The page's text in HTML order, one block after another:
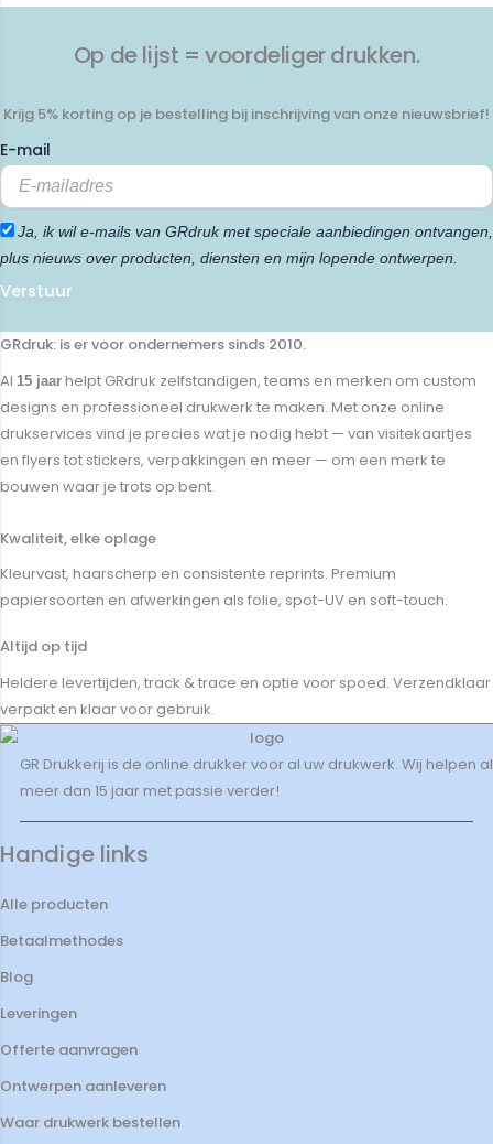
Op de lijst = voordeliger drukken.
Krijg 5% korting op je bestelling bij inschrijving van onze nieuwsbrief!
E-mail
Ja, ik wil e-mails van GRdruk met speciale aanbiedingen ontvangen,
plus nieuws over producten, diensten en mijn lopende ontwerpen.
Verstuur
GRdruk: is er voor ondernemers sinds 2010.
Al 15 jaar helpt GRdruk zelfstandigen, teams en merken om custom
designs en professioneel drukwerk te maken. Met onze online
drukservices vind je precies wat je nodig hebt — van visitekaartjes
en flyers tot stickers, verpakkingen en meer — om een merk te
bouwen waar je trots op bent.
Kwaliteit, elke oplage
Kleurvast, haarscherp en consistente reprints. Premium
papiersoorten en afwerkingen als folie, spot-UV en soft-touch.
Altijd op tijd
Heldere levertijden, track & trace en optie voor spoed. Verzendklaar
verpakt en klaar voor gebruik.
GR Drukkerij is de online drukker voor al uw drukwerk. Wij helpen al
meer dan 15 jaar met passie verder!
Handige links
Alle producten
Betaalmethodes
Blog
Leveringen
Offerte aanvragen
Ontwerpen aanleveren
Waar drukwerk bestellen